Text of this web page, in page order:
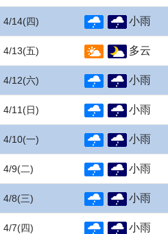
4/14(四) 小雨
4/13(五) 多云
4/12(六) 小雨
4/11 (日) 小雨
4/10(一) 小雨
4/9(二) 小雨
4/8(三) 小雨
4/7(四) 小雨